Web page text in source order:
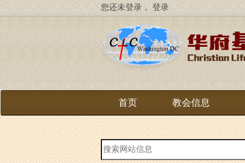
转
您还未登录， 登录
首页 教会信息
站
内